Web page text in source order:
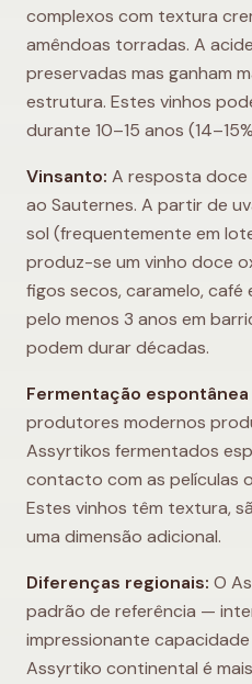
complexos com textura
amêndoas torradas. A
preservadas mas ganham
estrutura. Estes vinhos
durante 10–15 anos
Vinsanto: A resposta doce
ao Sauternes. A partir de
sol (frequentemente em
produz-se um vinho doce
figos secos, caramelo,
pelo menos 3 anos em
podem durar décadas.
Fermentação
produtores modernos
Assyrtikos fermentados
contacto com as películas
Estes vinhos têm textura,
uma dimensão adicional.
Diferenças regionais: O
padrão de referência —
impressionante
Assyrtiko continental é